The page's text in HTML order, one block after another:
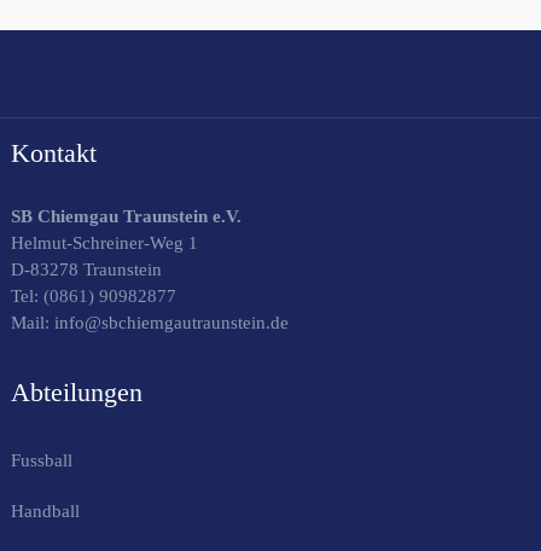
Kontakt
SB Chiemgau Traunstein e.V.
Helmut-Schreiner-Weg 1
D-83278 Traunstein
Tel: (0861) 90982877
Mail: info@sbchiemgautraunstein.de
Abteilungen
Fussball
Handball